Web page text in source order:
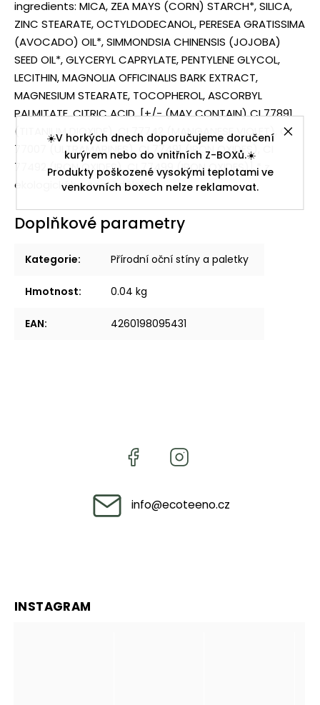
☀️V horkých dnech doporučujeme doručení
kurýrem nebo do vnitřních Z-BOXů.☀️
Produkty poškozené vysokými teplotami ve
venkovních boxech nelze reklamovat.
ingredients: MICA, ZEA MAYS (CORN) STARCH*, SILICA,
ZINC STEARATE, OCTYLDODECANOL, PERESEA GRATISSIMA
(AVOCADO) OIL*, SIMMONDSIA CHINENSIS (JOJOBA)
SEED OIL*, GLYCERYL CAPRYLATE, PENTYLENE GLYCOL,
LECITHIN, MAGNOLIA OFFICINALIS BARK EXTRACT,
MAGNESIUM STEARATE, TOCOPHEROL, ASCORBYL
PALMITATE, CITRIC ACID, [+/- (MAY CONTAIN) CI 77891
(TITANIUM DIOXIDE), CI 77742 (MANGANESE VIOLET), CI
77007 (ULTRAMARINES), CI 77491 (IRON OXIDES), CI
77492 (IRON OXIDES), CI 77499 (IRON OXIDES)] * z
ekologického zemědělství
Doplňkové parametry
Kategorie: Přírodní oční stíny a paletky
Hmotnost: 0.04 kg
EAN: 4260198095431
info@ecoteeno.cz
INSTAGRAM